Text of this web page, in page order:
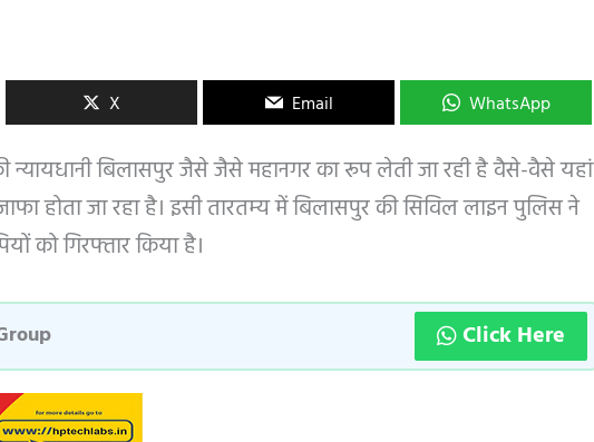
X Email WhatsApp
न्यायधानी बिलासपुर जैसे जैसे महानगर का रूप लेती जा रही है वैसे-वैसे यहां
होता जा रहा है। इसी तारतम्य में बिलासपुर की सिविल लाइन पुलिस ने
को गिरफ्तार किया है।
Click Here